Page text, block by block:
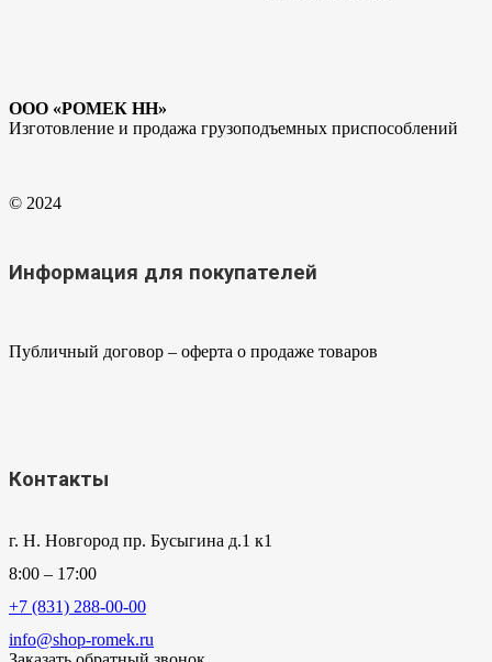
ООО «РОМЕК НН»
Изготовление и продажа грузоподъемных приспособлений
© 2024
Информация для покупателей
Публичный договор – оферта о продаже товаров
Контакты
г. Н. Новгород пр. Бусыгина д.1 к1
8:00 – 17:00
+7 (831) 288-00-00
info@shop-romek.ru